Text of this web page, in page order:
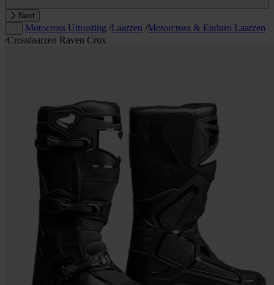
Next
Motocross Uitrusting /Laarzen /Motorcross & Enduro Laarzen
/Crosslaarzen Raven Crux